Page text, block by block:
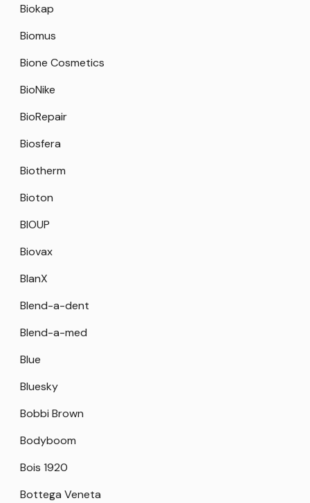
Biokap
Biomus
Bione Cosmetics
BioNike
BioRepair
Biosfera
Biotherm
Bioton
BIOUP
Biovax
BlanX
Blend-a-dent
Blend-a-med
Blue
Bluesky
Bobbi Brown
Bodyboom
Bois 1920
Bottega Veneta